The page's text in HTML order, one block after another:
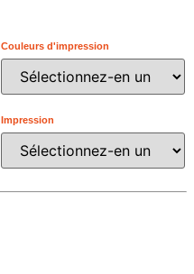
Couleurs d'impression
Impression